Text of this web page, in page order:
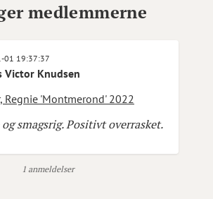
medlemmerne
01 19:37:37
Victor Knudsen
Regnie 'Montmerond' 2022
smagsrig. Positivt overrasket.
1 anmeldelser